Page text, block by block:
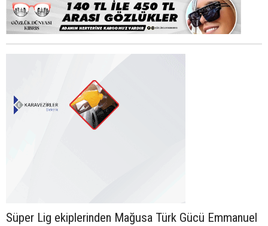
Süper Lig ekiplerinden Mağusa Türk Gücü Emmanuel